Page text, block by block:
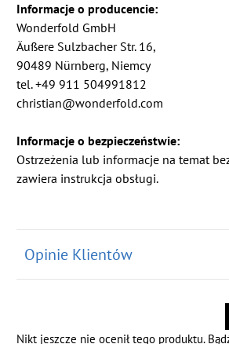
Informacje o producencie:
Wonderfold GmbH
Äußere Sulzbacher Str. 16,
90489 Nürnberg, Niemcy
tel. +49 911 504991812
christian@wonderfold.com
Informacje o bezpieczeństwie:
Ostrzeżenia lub informacje na temat
zawiera instrukcja obsługi.
Opinie Klientów
Nikt jeszcze nie ocenił tego produktu.